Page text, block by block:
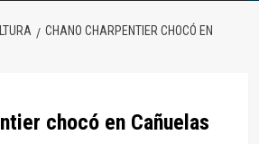
CHANO CHARPENTIER CHOCÓ EN
chocó en Cañuelas